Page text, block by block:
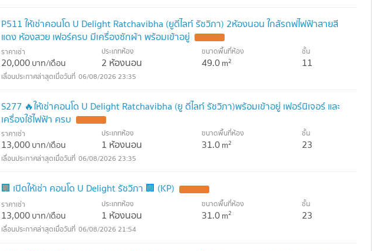
P511 ให้เช่าคอนโด U Delight Ratchavibha (ยูดีไลท์ รัชวิภา) 2ห้องนอน ใกล้รถฟไฟฟ้าสายสี
แดง ห้องสวย เฟอร์ครบ มีเครื่องซักผ้า พร้อมเข้าอยู่
ราคาเช่า
20,000บาท/เดือน
ประเภทห้อง
2 ห้องนอน
ขนาดพื้นที่ห้อง
49.0m2
ชั้น
11
06/08/2026 23:35
S277 🔥ให้เช่าคอนโด U Delight Ratchavibha (ยู ดีไลท์ รัชวิภา)พร้อมเข้าอยู่ เฟอร์นิเจอร์ และ
เครื่องใช้ไฟฟ้า ครบ
ราคาเช่า
13,000บาท/เดือน
ประเภทห้อง
1 ห้องนอน
ขนาดพื้นที่ห้อง
31.0m2
ชั้น
23
06/08/2026 23:35
🏢 เปิดให้เช่า คอนโด U Delight รัชวิภา 🏢 (KP)
ราคาเช่า
13,000บาท/เดือน
ประเภทห้อง
1 ห้องนอน
ขนาดพื้นที่ห้อง
31.0m2
ชั้น
23
06/08/2026 21:54